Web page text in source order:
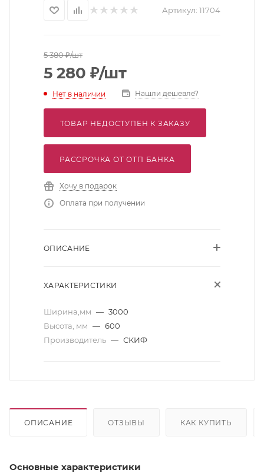
Артикул: 11704
5 380₽/шт
5 280 ₽/шт
Нет в наличии Нашли дешевле?
ТОВАР НЕДОСТУПЕН К ЗАКАЗУ
РАССРОЧКА ОТ ОТП БАНКА
Хочу в подарок
Оплата при получении
ОПИСАНИЕ
ХАРАКТЕРИСТИКИ
Ширина,мм — 3000
Высота, мм — 600
Производитель — СКИФ
ОПИСАНИЕ ОТЗЫВЫ КАК КУПИТЬ
Основные характеристики